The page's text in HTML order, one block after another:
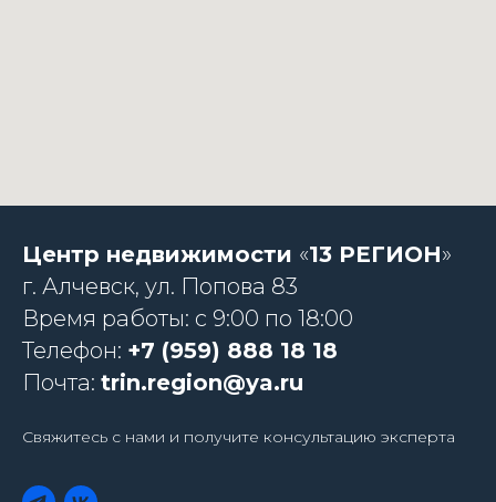
Центр недвижимости «13 РЕГИОН»
г. Алчевск, ул. Попова 83
Время работы: с 9:00 по 18:00
Телефон: +7 (959) 888 18 18
Почта: trin.region@ya.ru
Свяжитесь с нами и получите консультацию эксперта